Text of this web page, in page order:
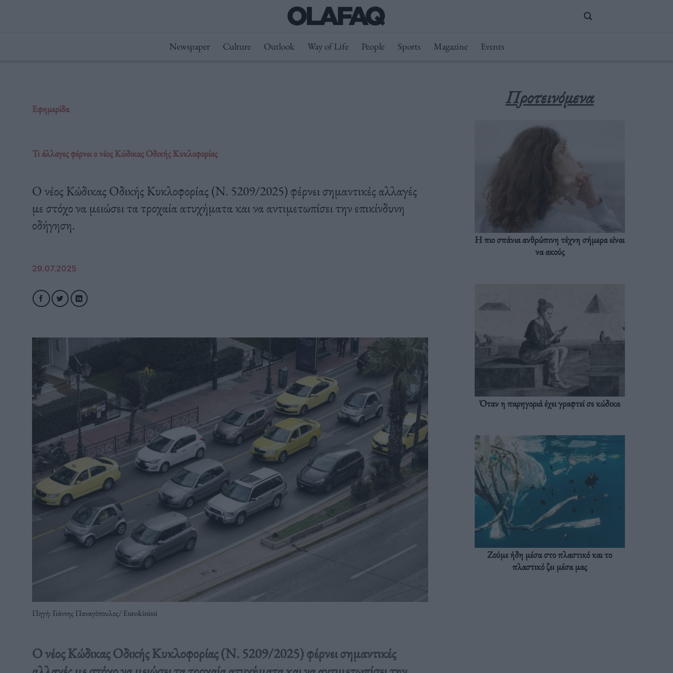
Newspaper Culture Outlook Way of Life People Sports Magazine Events
Εφημερίδα
Τι άλλαγες φέρνει ο νέος Κώδικας Οδικής Κυκλοφορίας
Ο νέος Κώδικας Οδικής Κυκλοφορίας (Ν. 5209/2025) φέρνει σημαντικές αλλαγές
με στόχο να μειώσει τα τροχαία ατυχήματα και να αντιμετωπίσει την επικίνδυνη
οδήγηση.
29.07.2025
Πηγή: Γιάννης Παναγόπουλος/ Eurokinissi
Ο νέος Κώδικας Οδικής Κυκλοφορίας (Ν. 5209/2025) φέρνει σημαντικές
Προτεινόμενα
Η πιο σπάνια ανθρώπινη τέχνη σήμερα είναι
να ακούς
Όταν η παρηγοριά έχει γραφτεί σε κώδικα
Ζούμε ήδη μέσα στο πλαστικό και το
πλαστικό ζει μέσα μας